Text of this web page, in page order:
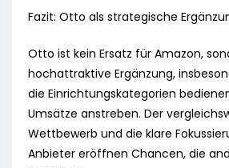
Fazit: Otto als strategische
Otto ist kein Ersatz für Amazon,
hochattraktive Ergänzung,
die Einrichtungskategorien
Umsätze anstreben. Der
Wettbewerb und die klare
Anbieter eröffnen Chancen, die